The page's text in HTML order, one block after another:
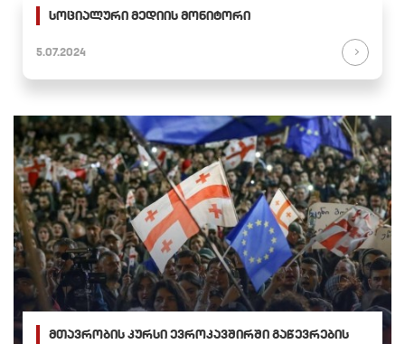
სოციალური მედიის მონიტორი
5.07.2024
მთავრობის კურსი ევროკავშირში გაწევრების